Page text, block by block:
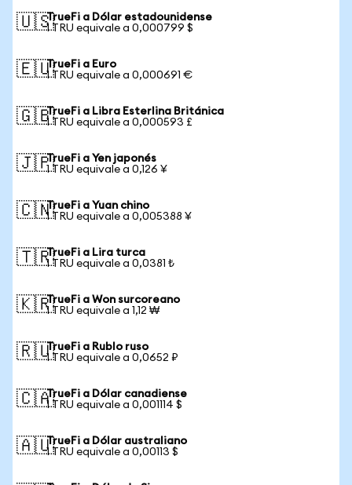
🇺🇸TrueFi a Dólar estadounidense
1 TRU equivale a 0,000799 $
🇪🇺TrueFi a Euro
1 TRU equivale a 0,000691 €
🇬🇧TrueFi a Libra Esterlina Británica
1 TRU equivale a 0,000593 £
🇯🇵TrueFi a Yen japonés
1 TRU equivale a 0,126 ¥
🇨🇳TrueFi a Yuan chino
1 TRU equivale a 0,005388 ¥
🇹🇷TrueFi a Lira turca
1 TRU equivale a 0,0381 ₺
🇰🇷TrueFi a Won surcoreano
1 TRU equivale a 1,12 ₩
🇷🇺TrueFi a Rublo ruso
1 TRU equivale a 0,0652 ₽
🇨🇦TrueFi a Dólar canadiense
1 TRU equivale a 0,001114 $
🇦🇺TrueFi a Dólar australiano
1 TRU equivale a 0,00113 $